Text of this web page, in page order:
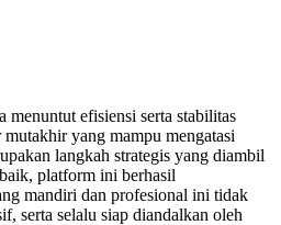
efisiensi serta stabilitas
yang mampu mengatasi
langkah strategis yang diambil
platform ini berhasil
mandiri dan profesional ini tidak
serta selalu siap diandalkan oleh